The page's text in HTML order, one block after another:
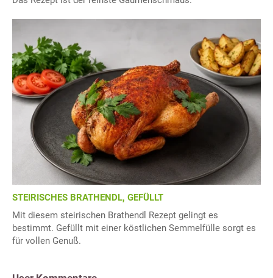
STEIRISCHES BRATHENDL, GEFÜLLT
Mit diesem steirischen Brathendl Rezept gelingt es
bestimmt. Gefüllt mit einer köstlichen Semmelfülle sorgt es
für vollen Genuß.